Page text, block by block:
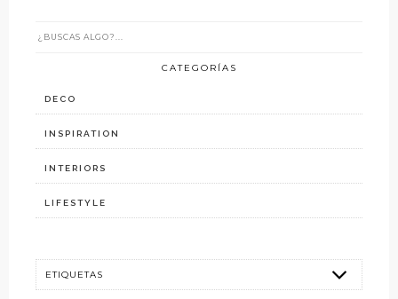
CATEGORÍAS
DECO
INSPIRATION
INTERIORS
LIFESTYLE